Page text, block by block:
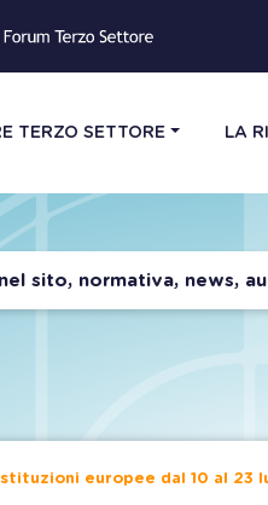
TERZO SETTORE LA
europee dal 10 al 23